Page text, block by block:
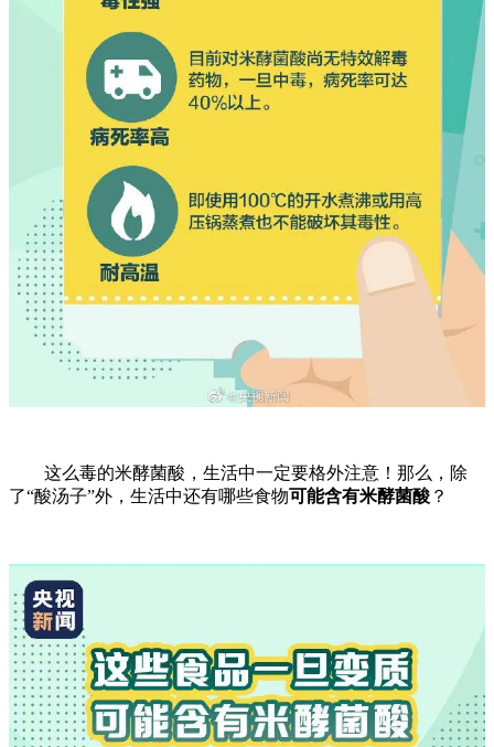
这么毒的米酵菌酸，生活中一定要格外注意！那么，除
了“酸汤子”外，生活中还有哪些食物可能含有米酵菌酸 ？